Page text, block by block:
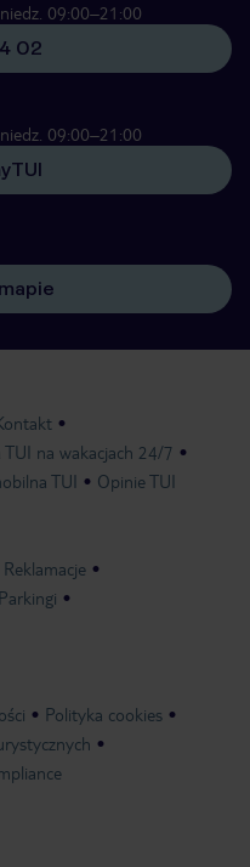
09:00–21:00
02
09:00–21:00
TUI na wakacjach 24/7
TUI Opinie TUI
Reklamacje
Parkingi
Polityka cookies